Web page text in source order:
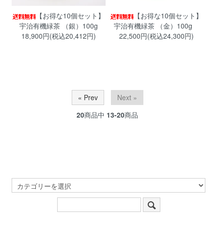
【お得な10個セット】
宇治有機緑茶 （銀）100g
18,900円(税込20,412円)
【お得な10個セット】
宇治有機緑茶 （金）100g
22,500円(税込24,300円)
« Prev
Next »
20商品中 13-20商品